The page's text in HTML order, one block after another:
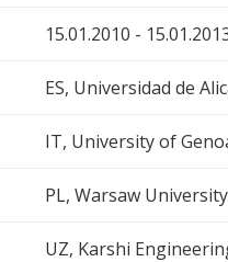
15.01.2010 -
ES, Universidad de
IT, University of
PL, Warsaw
UZ, Karshi